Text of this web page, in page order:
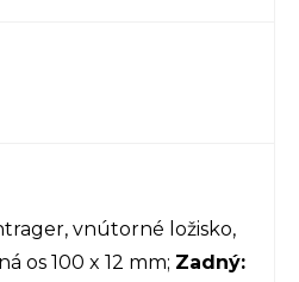
vnútorné ložisko,
os 100 x 12 mm; Zadný: